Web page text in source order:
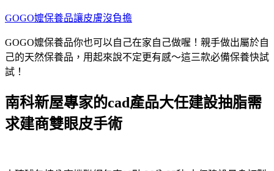
跳
主
要
內
GOGO嬤保養品讓皮膚沒負擔
GOGO嬤保養品你也可以自己在家自己做喔！親手做出屬於自
己的天然保養品，用起來說不定更有感～這三款必備保養快試
試！
南科新屋專家的cad產品大任建設抽脂需
求建商雙眼皮手術